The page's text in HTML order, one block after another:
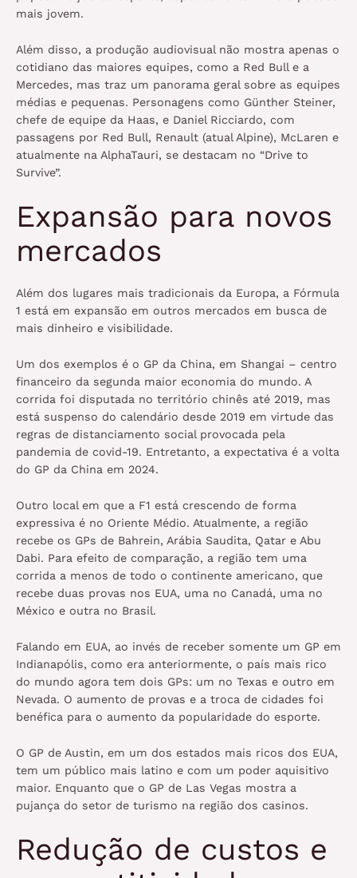
mais jovem.
Além disso, a produção audiovisual não mostra apenas o
cotidiano das maiores equipes, como a Red Bull e a
Mercedes, mas traz um panorama geral sobre as equipes
médias e pequenas. Personagens como Günther Steiner,
chefe de equipe da Haas, e Daniel Ricciardo, com
passagens por Red Bull, Renault (atual Alpine), McLaren e
atualmente na AlphaTauri, se destacam no “Drive to
Survive”.
Expansão para novos
mercados
Além dos lugares mais tradicionais da Europa, a Fórmula
1 está em expansão em outros mercados em busca de
mais dinheiro e visibilidade.
Um dos exemplos é o GP da China, em Shangai – centro
financeiro da segunda maior economia do mundo. A
corrida foi disputada no território chinês até 2019, mas
está suspenso do calendário desde 2019 em virtude das
regras de distanciamento social provocada pela
pandemia de covid-19. Entretanto, a expectativa é a volta
do GP da China em 2024.
Outro local em que a F1 está crescendo de forma
expressiva é no Oriente Médio. Atualmente, a região
recebe os GPs de Bahrein, Arábia Saudita, Qatar e Abu
Dabi. Para efeito de comparação, a região tem uma
corrida a menos de todo o continente americano, que
recebe duas provas nos EUA, uma no Canadá, uma no
México e outra no Brasil.
Falando em EUA, ao invés de receber somente um GP em
Indianapólis, como era anteriormente, o país mais rico
do mundo agora tem dois GPs: um no Texas e outro em
Nevada. O aumento de provas e a troca de cidades foi
benéfica para o aumento da popularidade do esporte.
O GP de Austin, em um dos estados mais ricos dos EUA,
tem um público mais latino e com um poder aquisitivo
maior. Enquanto que o GP de Las Vegas mostra a
pujança do setor de turismo na região dos casinos.
Redução de custos e